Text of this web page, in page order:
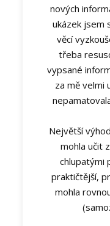
nových
ukázek jsem
věcí
třeba
vypsané
za mě velmi
Největší
mohla učit
chlupatými
praktičtější,
mohla